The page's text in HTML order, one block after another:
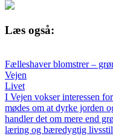
Læs også:
Fælleshaver blomstrer –
Vejen
Livet
I Vejen vokser interessen
mødes om at dyrke jorden
handler det om mere end
læring og bæredygtig